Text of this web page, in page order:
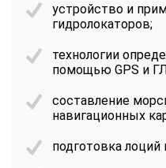
устройство и
гидролокаторов;
технологии
помощью GPS и
составление
навигационных
подготовка